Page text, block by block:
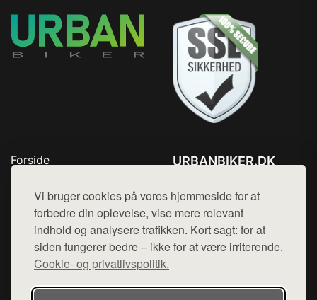
Vi bruger cookies på vores hjemmeside for at
forbedre din oplevelse, vise mere relevant
indhold og analysere trafikken. Kort sagt: for at
siden fungerer bedre – ikke for at være irriterende.
Cookie- og privatlivspolitik.
Forside
Top Rabatter
Blog
Kontakt
URBANBIKER.DK
Mail: hej@want.dk
Cookie- og privatlivspolitik